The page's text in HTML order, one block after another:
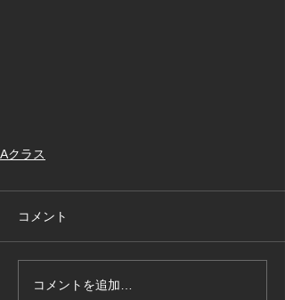
Aクラス
コメント
コメントを追加…